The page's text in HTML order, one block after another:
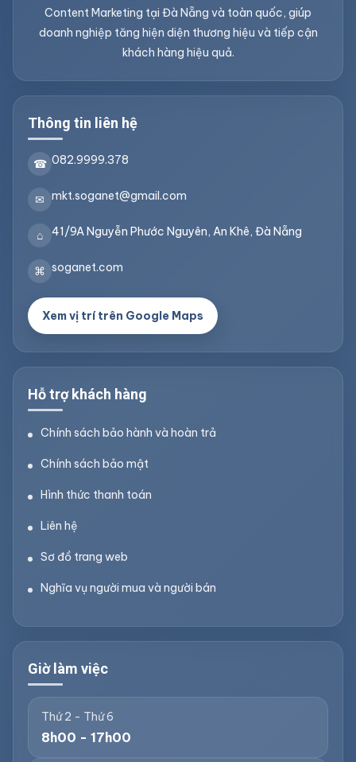
Content Marketing tại Đà Nẵng và toàn quốc, giúp
doanh nghiệp tăng hiện diện thương hiệu và tiếp cận
khách hàng hiệu quả.
Thông tin liên hệ
☎ 082.9999.378
✉ mkt.soganet@gmail.com
⌂ 41/9A Nguyễn Phước Nguyên, An Khê, Đà Nẵng
⌘ soganet.com
Xem vị trí trên Google Maps
Hỗ trợ khách hàng
Chính sách bảo hành và hoàn trả
Chính sách bảo mật
Hình thức thanh toán
Liên hệ
Sơ đồ trang web
Nghĩa vụ người mua và người bán
Giờ làm việc
Thứ 2 - Thứ 6
8h00 - 17h00